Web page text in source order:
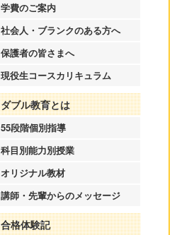
学費のご案内
社会人・ブランクのある方へ
保護者の皆さまへ
現役生コースカリキュラム
ダブル教育とは
55段階個別指導
科目別能力別授業
オリジナル教材
講師・先輩からのメッセージ
合格体験記